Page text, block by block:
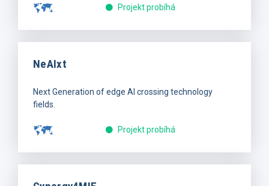
Projekt probíhá
NeAIxt
Next Generation of edge AI crossing technology
fields.
Projekt probíhá